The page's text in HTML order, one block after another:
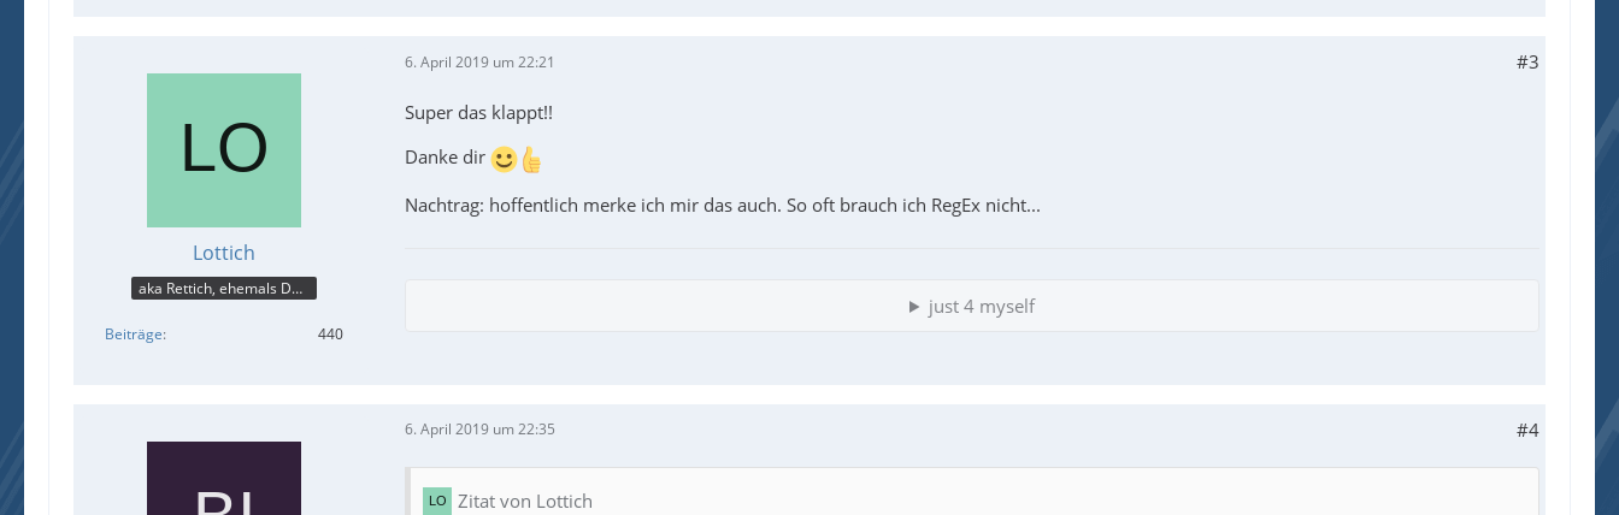
Lottich
aka Rettich, ehemals DAU
Beiträge 440
6. April 2019 um 22:21 #3
Super das klappt!!
Danke dir
Nachtrag: hoffentlich merke ich mir das auch. So oft brauch ich RegEx nicht...
just 4 myself
6. April 2019 um 22:35 #4
Zitat von Lottich